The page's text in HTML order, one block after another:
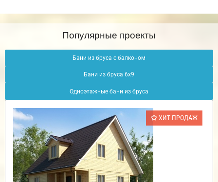
Популярные проекты
Бани из бруса с балконом
Бани из бруса 6х9
Одноэтажные бани из бруса
ХИТ ПРОДАЖ